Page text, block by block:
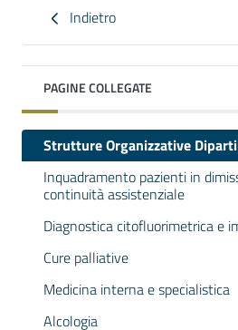
Indietro
PAGINE COLLEGATE
Strutture Organizzative
Inquadramento pazienti in
continuità assistenziale
Diagnostica citofluorimetrica e
Cure palliative
Medicina interna e specialistica
Alcologia